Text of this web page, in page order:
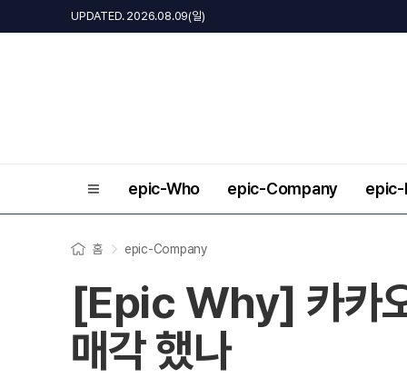
UPDATED. 2026.08.09(일)
epic-Who epic-Company
홈 epic-Company
[Epic Why] 카카
매각 했나